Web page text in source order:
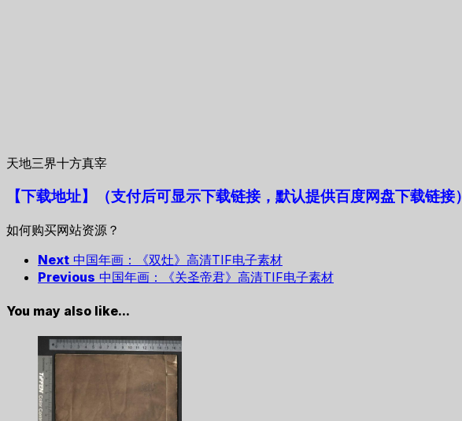
天地三界十方真宰
【下载地址】 （支付后可显示下载链接，默认提供百度网盘下载链接）
如何购买网站资源？
Next 中国年画：《双灶》高清TIF电子素材
Previous 中国年画：《关圣帝君》高清TIF电子素材
You may also like...